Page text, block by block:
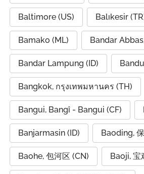
Baltimore (US) Balıkesir
Bamako (ML)
Bandar Lampung (ID)
Bangkok, กรุงเทพมหานคร (TH)
Bangui, Bangî - Bangui (CF)
Banjarmasin (ID) Baoding,
Baohe, 包河区 (CN) Baoji, 宝